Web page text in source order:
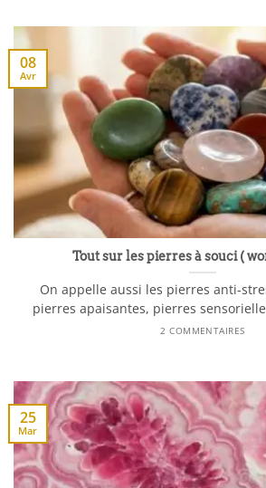
Tout sur les pierres à souci (
On appelle aussi les pierres anti-
pierres apaisantes, pierres
2 COMMENTAIRES
08
Avr
25
Mar